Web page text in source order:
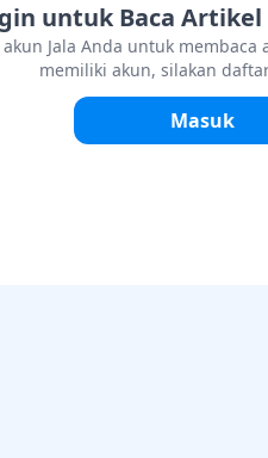
untuk Baca Artikel
akun Jala Anda untuk membaca
memiliki akun, silakan
Masuk